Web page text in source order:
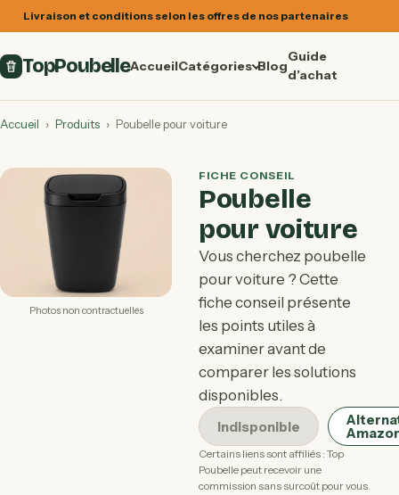
Livraison et conditions selon les offres de nos partenaires
TopPoubelleAccueilCatégories Blog
Guide
d’achat
Accueil › Produits › Poubelle pour voiture
Photos non contractuelles
FICHE CONSEIL
Poubelle
pour voiture
Vous cherchez poubelle
pour voiture ? Cette
fiche conseil présente
les points utiles à
examiner avant de
comparer les solutions
disponibles.
Indisponible
Certains liens sont affiliés : Top
Poubelle peut recevoir une
commission sans surcoût pour vous.